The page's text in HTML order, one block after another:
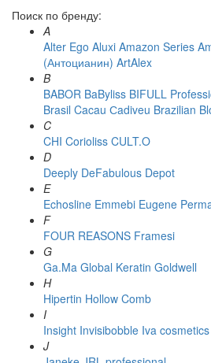
Поиск по бренду:
A
Alter Ego Aluxi Amazon Series
(Антоцианин) ArtAlex
B
BABOR BaByliss BIFULL
Brasil Cacau Сadiveu Brazilian
C
CHI Corioliss CULT.O
D
Deeply DeFabulous Depot
E
Echosline Emmebi Eugene
F
FOUR REASONS Framesi
G
Ga.Ma Global Keratin Goldwell
H
Hipertin Hollow Comb
I
Insight Invisibobble Iva cosmetics
J